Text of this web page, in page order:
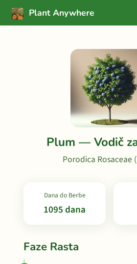
Plant Anywhere
Plum — Vodič
Porodica Rosaceae
Dana do Berbe
1095 dana
Faze Rasta